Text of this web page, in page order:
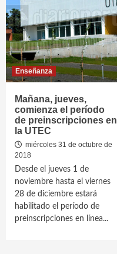
Enseñanza
Mañana, jueves,
comienza el período
de preinscripciones en
la UTEC
miércoles 31 de octubre de
2018
Desde el jueves 1 de
noviembre hasta el viernes
28 de diciembre estará
habilitado el período de
preinscripciones en línea...